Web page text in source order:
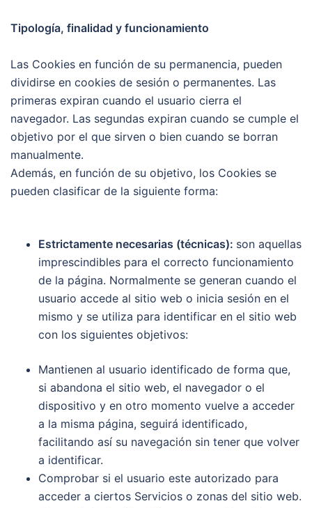
Tipología, finalidad y funcionamiento
Las Cookies en función de su permanencia, pueden
dividirse en cookies de sesión o permanentes. Las
primeras expiran cuando el usuario cierra el
navegador. Las segundas expiran cuando se cumple el
objetivo por el que sirven o bien cuando se borran
manualmente.
Además, en función de su objetivo, los Cookies se
pueden clasificar de la siguiente forma:
Estrictamente necesarias (técnicas): son aquellas
imprescindibles para el correcto funcionamiento
de la página. Normalmente se generan cuando el
usuario accede al sitio web o inicia sesión en el
mismo y se utiliza para identificar en el sitio web
con los siguientes objetivos:
Mantienen al usuario identificado de forma que,
si abandona el sitio web, el navegador o el
dispositivo y en otro momento vuelve a acceder
a la misma página, seguirá identificado,
facilitando así su navegación sin tener que volver
a identificar.
Comprobar si el usuario este autorizado para
acceder a ciertos Servicios o zonas del sitio web.